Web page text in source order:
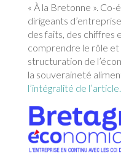
« À la Bretonne ».
dirigeants
des faits, des chiffres
comprendre le rôle et
structuration de
la souveraineté
l’intégralité de l’article.